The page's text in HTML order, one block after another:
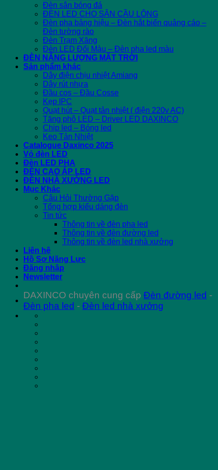
Đèn sân bóng đá
ĐÈN LED CHO SÂN CẦU LÔNG
Đèn pha bảng hiệu – Đèn hắt biển quảng cáo –
Đèn tường rào
Đèn Trạm Xăng
Đèn LED Đổi Màu – Đèn pha led màu
ĐÈN NĂNG LƯỢNG MẶT TRỜI
Sản phẩm khác
Dây điện chịu nhiệt Amiang
Dây rút nhựa
Đầu cos – Đầu Cosse
Kẹp IPC
Quạt hút – Quạt tản nhiệt ( điện 220v AC)
Tăng phô LED – Driver LED DAXINCO
Chip led – Bóng led
Keo Tản Nhiệt
Catalogue Daxinco 2025
Vỏ đèn LED
Đèn LED PHA
ĐÈN CAO ÁP LED
ĐÈN NHÀ XƯỞNG LED
Mục Khác
Câu Hỏi Thường Gặp
Tổng hợp kiểu dáng đèn
Tin tức
Thông tin về đèn pha led
Thông tin về đèn đường led
Thông tin về đèn led nhà xưởng
Liên hệ
Hồ Sơ Năng Lực
Đăng nhập
Newsletter
DAXINCO chuyên cung cấp Đèn đường led -
Đèn pha led - Đèn led nhà xưởng